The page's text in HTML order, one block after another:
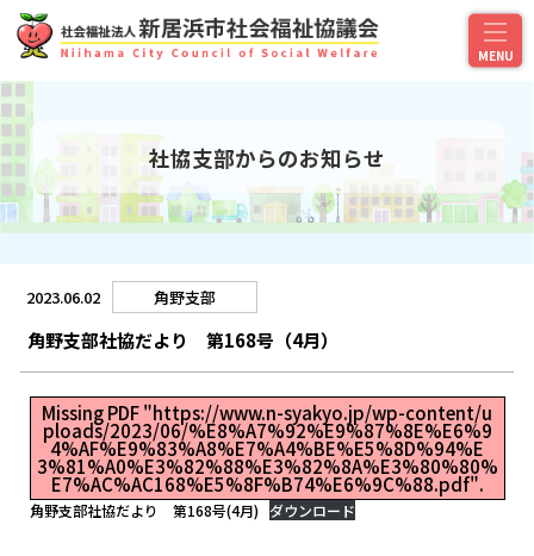
社協支部からのお知らせ
2023.06.02 角野支部
角野支部社協だより 第168号（4月）
Missing PDF "https://www.n-syakyo.jp/wp-content/u
ploads/2023/06/%E8%A7%92%E9%87%8E%E6%9
4%AF%E9%83%A8%E7%A4%BE%E5%8D%94%E
3%81%A0%E3%82%88%E3%82%8A%E3%80%80%
E7%AC%AC168%E5%8F%B74%E6%9C%88.pdf".
角野支部社協だより 第168号(4月) ダウンロード